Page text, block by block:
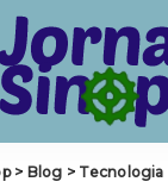
> Blog > Tecnologia